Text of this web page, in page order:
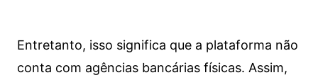
Entretanto, isso significa que a plataforma não
conta com agências bancárias físicas. Assim,